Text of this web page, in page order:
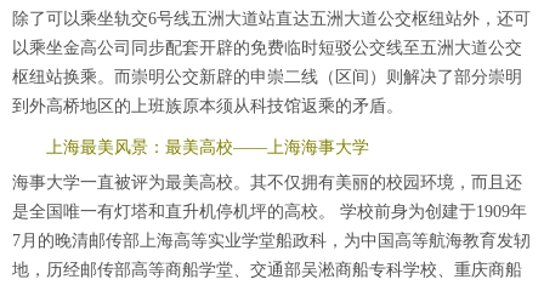
除了可以乘坐轨交6号线五洲大道站直达五洲大道公交枢纽站外，还可
以乘坐金高公司同步配套开辟的免费临时短驳公交线至五洲大道公交
枢纽站换乘。而崇明公交新辟的申崇二线（区间）则解决了部分崇明
到外高桥地区的上班族原本须从科技馆返乘的矛盾。
上海最美风景：最美高校——上海海事大学
海事大学一直被评为最美高校。其不仅拥有美丽的校园环境，而且还
是全国唯一有灯塔和直升机停机坪的高校。 学校前身为创建于1909年
7月的晚清邮传部上海高等实业学堂船政科，为中国高等航海教育发轫
地，历经邮传部高等商船学堂、交通部吴淞商船专科学校、重庆商船